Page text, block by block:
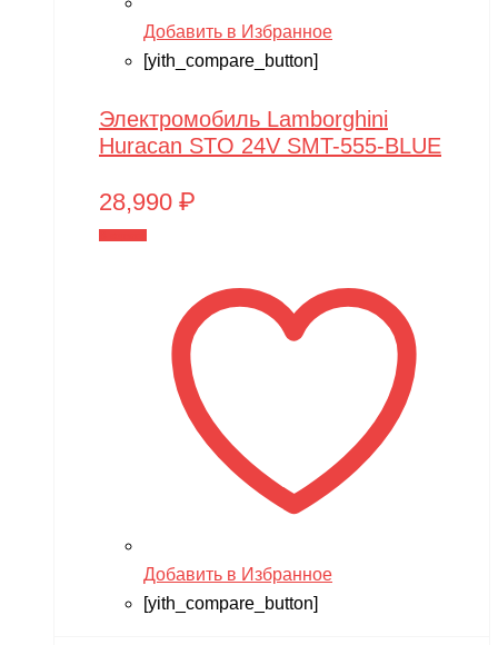
Добавить в Избранное
[yith_compare_button]
Электромобиль Lamborghini
Huracan STO 24V SMT-555-BLUE
28,990 ₽
Добавить в Избранное
[yith_compare_button]